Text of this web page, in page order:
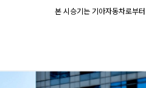
본 시승기는 기아자동차로부